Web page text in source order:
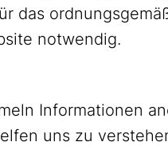
das
notwendig.
Informationen
uns zu